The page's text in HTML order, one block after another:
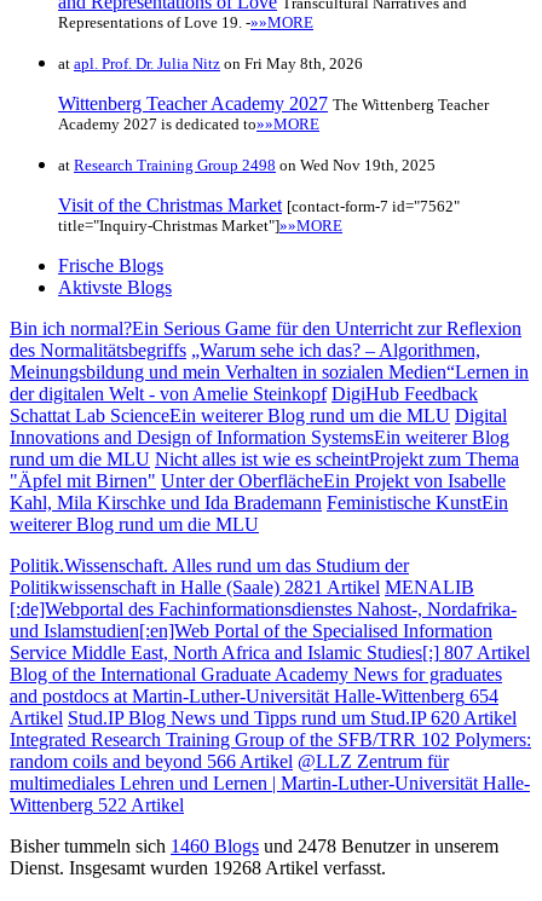
Representations of Love 19. -»»MORE
at apl. Prof. Dr. Julia Nitz on Fri May 8th, 2026
Wittenberg Teacher Academy 2027 The Wittenberg Teacher
Academy 2027 is dedicated to»»MORE
at Research Training Group 2498 on Wed Nov 19th, 2025
Visit of the Christmas Market [contact-form-7 id="7562"
title="Inquiry-Christmas Market"]»»MORE
Frische Blogs
Aktivste Blogs
Bin ich normal?Ein Serious Game für den Unterricht zur Reflexion
des Normalitätsbegriffs „Warum sehe ich das? – Algorithmen,
Meinungsbildung und mein Verhalten in sozialen Medien“Lernen in
der digitalen Welt - von Amelie Steinkopf DigiHub Feedback
Schattat Lab ScienceEin weiterer Blog rund um die MLU Digital
Innovations and Design of Information SystemsEin weiterer Blog
rund um die MLU Nicht alles ist wie es scheintProjekt zum Thema
"Äpfel mit Birnen" Unter der OberflächeEin Projekt von Isabelle
Kahl, Mila Kirschke und Ida Brademann Feministische KunstEin
weiterer Blog rund um die MLU
Politik.Wissenschaft. Alles rund um das Studium der
Politikwissenschaft in Halle (Saale) 2821 Artikel MENALIB
[:de]Webportal des Fachinformationsdienstes Nahost-, Nordafrika-
und Islamstudien[:en]Web Portal of the Specialised Information
Service Middle East, North Africa and Islamic Studies[:] 807 Artikel
Blog of the International Graduate Academy News for graduates
and postdocs at Martin-Luther-Universität Halle-Wittenberg 654
Artikel Stud.IP Blog News und Tipps rund um Stud.IP 620 Artikel
Integrated Research Training Group of the SFB/TRR 102 Polymers:
random coils and beyond 566 Artikel @LLZ Zentrum für
multimediales Lehren und Lernen | Martin-Luther-Universität Halle-
Wittenberg 522 Artikel
Bisher tummeln sich 1460 Blogs und 2478 Benutzer in unserem
Dienst. Insgesamt wurden 19268 Artikel verfasst.